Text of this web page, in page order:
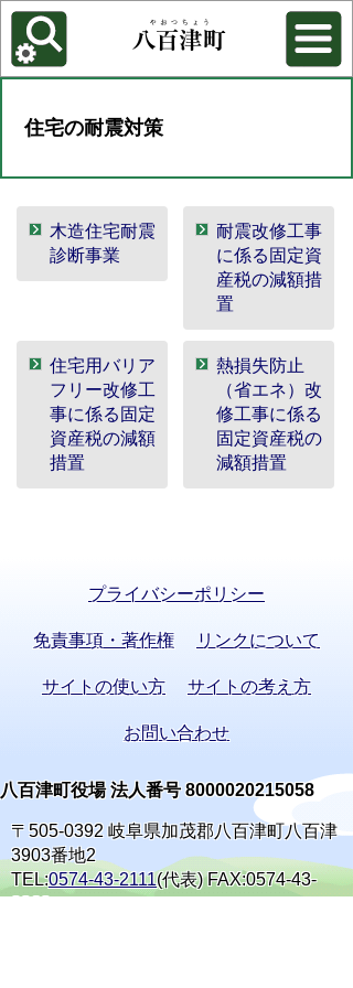
各種機能
背景色を変更する
住宅の耐震対策
木造住宅耐震
診断事業
耐震改修工事
に係る固定資
産税の減額措
置
住宅用バリア
フリー改修工
事に係る固定
資産税の減額
措置
熱損失防止
（省エネ）改
修工事に係る
固定資産税の
減額措置
プライバシーポリシー
免責事項・著作権 リンクについて
サイトの使い方 サイトの考え方
お問い合わせ
八百津町役場 法人番号 8000020215058
〒505-0392 岐阜県加茂郡八百津町八百津
3903番地2
TEL:0574-43-2111(代表) FAX:0574-43-